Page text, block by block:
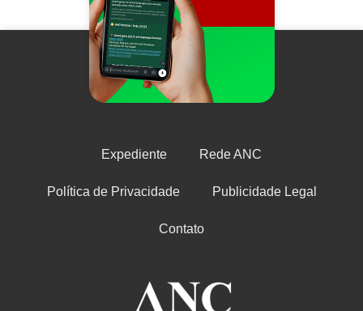
Expediente Rede ANC
Política de Privacidade Publicidade Legal
Contato